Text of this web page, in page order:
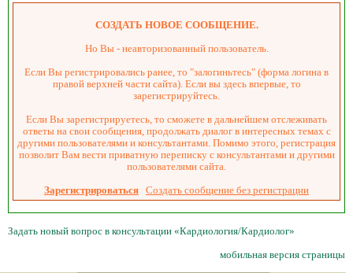
СОЗДАТЬ НОВОЕ СООБЩЕНИЕ.
Но Вы - неавторизованный пользователь.
Если Вы регистрировались ранее, то "залогиньтесь" (форма логина в
правой верхней части сайта). Если вы здесь впервые, то
зарегистрируйтесь.
Если Вы зарегистрируетесь, то сможете в дальнейшем отслеживать
ответы на свои сообщения, продолжать диалог в интересных темах с
другими пользователями и консультантами. Помимо этого, регистрация
позволит Вам вести приватную переписку с консультантами и другими
пользователями сайта.
Зарегистрироваться Создать сообщение без регистрации
Задать новый вопрос в консультации «Кардиология/Кардиолог»
мобильная версия страницы